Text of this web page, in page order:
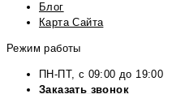
Блог
Карта Сайта
Режим работы
ПН-ПТ, с 09:00 до 19:00
Заказать звонок